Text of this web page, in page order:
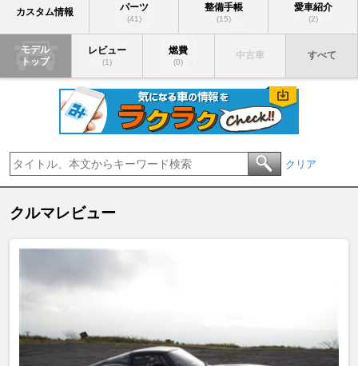
カスタム情報 パーツ
(41)
整備手帳
(15)
愛車紹介
(2)
モデル
トップ
レビュー
(1)
燃費
(0)
中古車 すべて
クリア
クルマレビュー